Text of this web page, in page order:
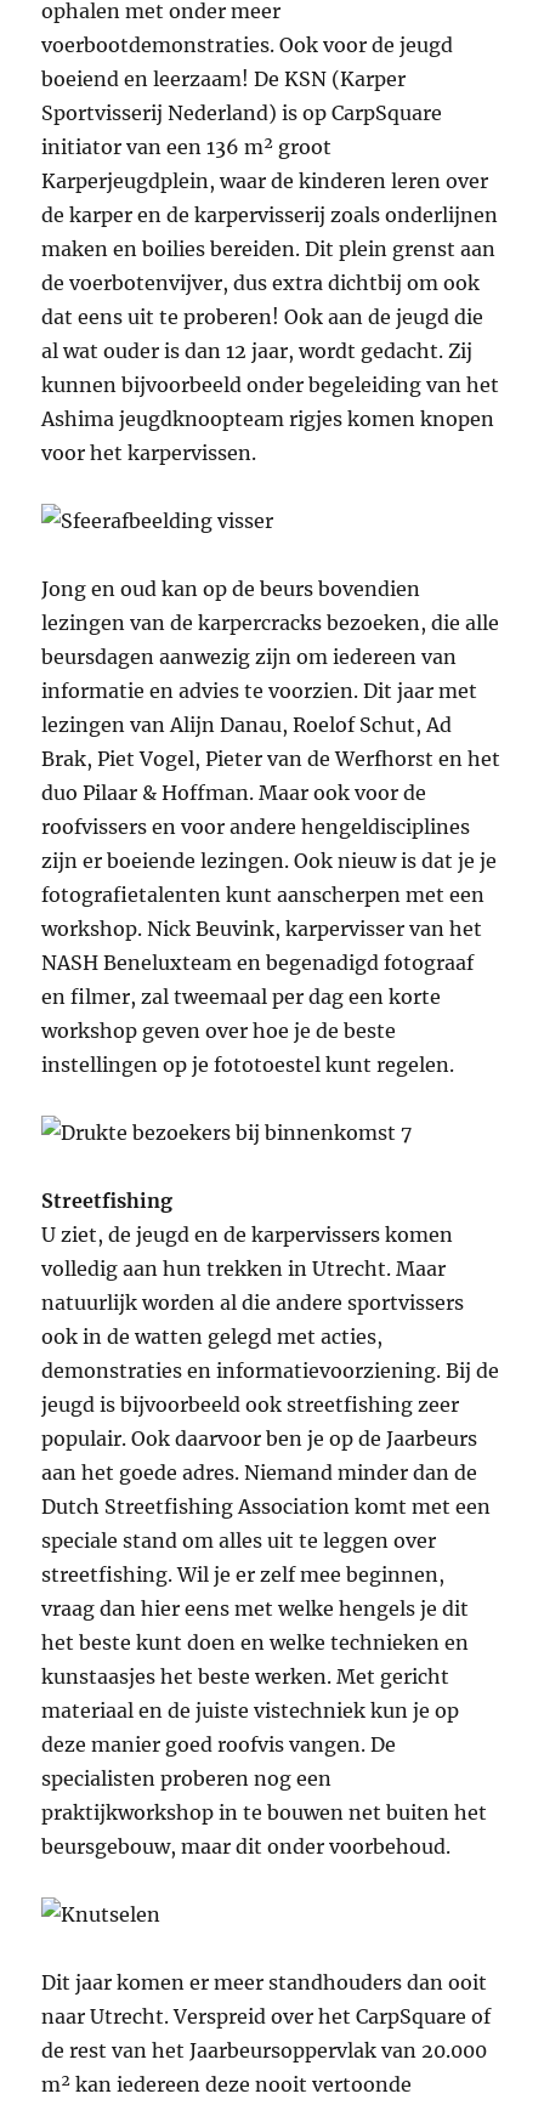
ophalen met onder meer
voerbootdemonstraties. Ook voor de jeugd
boeiend en leerzaam! De KSN (Karper
Sportvisserij Nederland) is op CarpSquare
initiator van een 136 m² groot
Karperjeugdplein, waar de kinderen leren over
de karper en de karpervisserij zoals onderlijnen
maken en boilies bereiden. Dit plein grenst aan
de voerbotenvijver, dus extra dichtbij om ook
dat eens uit te proberen! Ook aan de jeugd die
al wat ouder is dan 12 jaar, wordt gedacht. Zij
kunnen bijvoorbeeld onder begeleiding van het
Ashima jeugdknoopteam rigjes komen knopen
voor het karpervissen.
Jong en oud kan op de beurs bovendien
lezingen van de karpercracks bezoeken, die alle
beursdagen aanwezig zijn om iedereen van
informatie en advies te voorzien. Dit jaar met
lezingen van Alijn Danau, Roelof Schut, Ad
Brak, Piet Vogel, Pieter van de Werfhorst en het
duo Pilaar & Hoffman. Maar ook voor de
roofvissers en voor andere hengeldisciplines
zijn er boeiende lezingen. Ook nieuw is dat je je
fotografietalenten kunt aanscherpen met een
workshop. Nick Beuvink, karpervisser van het
NASH Beneluxteam en begenadigd fotograaf
en filmer, zal tweemaal per dag een korte
workshop geven over hoe je de beste
instellingen op je fototoestel kunt regelen.
Streetfishing
U ziet, de jeugd en de karpervissers komen
volledig aan hun trekken in Utrecht. Maar
natuurlijk worden al die andere sportvissers
ook in de watten gelegd met acties,
demonstraties en informatievoorziening. Bij de
jeugd is bijvoorbeeld ook streetfishing zeer
populair. Ook daarvoor ben je op de Jaarbeurs
aan het goede adres. Niemand minder dan de
Dutch Streetfishing Association komt met een
speciale stand om alles uit te leggen over
streetfishing. Wil je er zelf mee beginnen,
vraag dan hier eens met welke hengels je dit
het beste kunt doen en welke technieken en
kunstaasjes het beste werken. Met gericht
materiaal en de juiste vistechniek kun je op
deze manier goed roofvis vangen. De
specialisten proberen nog een
praktijkworkshop in te bouwen net buiten het
beursgebouw, maar dit onder voorbehoud.
Dit jaar komen er meer standhouders dan ooit
naar Utrecht. Verspreid over het CarpSquare of
de rest van het Jaarbeursoppervlak van 20.000
m² kan iedereen deze nooit vertoonde